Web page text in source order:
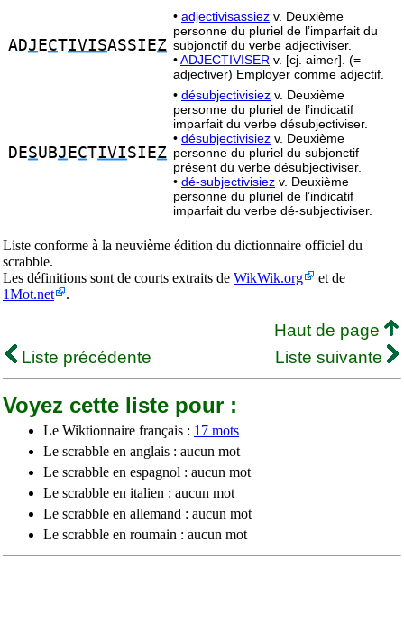
ADJ ECTIVISASSIEZ
• adjectivisassiez v. Deuxième
personne du pluriel de l’imparfait du
subjonctif du verbe adjectiviser.
•ADJECTIVISER v. [cj. aimer]. (=
adjectiver) Employer comme adjectif.
DESUBJ ECTIVISIEZ
• désubjectivisiez v. Deuxième
personne du pluriel de l’indicatif
imparfait du verbe désubjectiviser.
• désubjectivisiez v. Deuxième
personne du pluriel du subjonctif
présent du verbe désubjectiviser.
• dé-subjectivisiez v. Deuxième
personne du pluriel de l’indicatif
imparfait du verbe dé-subjectiviser.
Liste conforme à la neuvième édition du dictionnaire officiel du
scrabble.
Les définitions sont de courts extraits de WikWik.org
et de
1Mot.net
.
Haut de page
Liste précédente
Liste suivante
Voyez cette liste pour :
Le Wiktionnaire français : 17 mots
Le scrabble en anglais : aucun mot
Le scrabble en espagnol : aucun mot
Le scrabble en italien : aucun mot
Le scrabble en allemand : aucun mot
Le scrabble en roumain : aucun mot